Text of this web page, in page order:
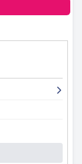
ほとんどの旅
ルに直接あるわ
手頃な価格の
ると感じていま
犬に優しいポリ
りとしたマット
ベッドと枕を改
ら恩恵を受ける